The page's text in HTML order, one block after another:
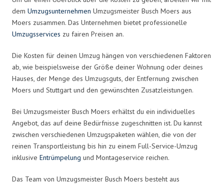
dem Umzugsunternehmen Umzugsmeister Busch Moers aus
Moers zusammen. Das Unternehmen bietet professionelle
Umzugsservices zu fairen Preisen an.
Die Kosten für deinen Umzug hängen von verschiedenen Faktoren
ab, wie beispielsweise der Größe deiner Wohnung oder deines
Hauses, der Menge des Umzugsguts, der Entfernung zwischen
Moers und Stuttgart und den gewünschten Zusatzleistungen.
Bei Umzugsmeister Busch Moers erhältst du ein individuelles
Angebot, das auf deine Bedürfnisse zugeschnitten ist. Du kannst
zwischen verschiedenen Umzugspaketen wählen, die von der
reinen Transportleistung bis hin zu einem Full-Service-Umzug
inklusive Entrümpelung und Montageservice reichen.
Das Team von Umzugsmeister Busch Moers besteht aus